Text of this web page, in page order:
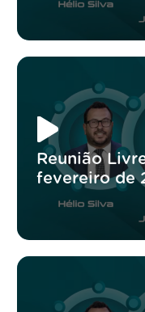
Reunião
fevereiro de